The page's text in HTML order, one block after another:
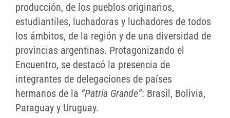
producción, de los pueblos originarios,
estudiantiles, luchadoras y luchadores de todos
los ámbitos, de la región y de una diversidad de
provincias argentinas. Protagonizando el
Encuentro, se destacó la presencia de
integrantes de delegaciones de países
hermanos de la “Patria Grande”: Brasil, Bolivia,
Paraguay y Uruguay.